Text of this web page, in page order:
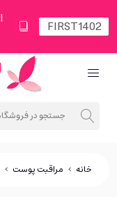
خانه > مراقبت پوست >